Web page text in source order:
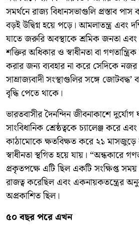
সমর্থনে রাজ্য বিধানসভাগুলি প্রস্তাব পাস
বড়ই উদ্বিগ্ন হয়ে পড়ে। আমলাতন্ত্র এবং
যাতে জরুরি অবস্থাকে শ্রমিক জনতা এবং
শক্তির অধিকার ও স্বাধীনতা বা
করার জন্য ব্যবহার না করে সেদিকে নজর
সাম্রাজ্যবাদী সংস্থাগুলির সঙ্গে জোটবদ্ধ’
বৃদ্ধি পেতে থাকে।
ভারতবাসীর দৈনন্দিন জীবনাকাশে
সাংবিধানিক শ্রেষ্ঠত্বকে চ্যালেঞ্জ করে
কাঠামোকে ক্ষতবিক্ষত করে ২১
স্বাধীনতা স্থগিত হয়ে যায়। “অন্ধকারে
প্রকৃতপক্ষে এটি ছিল একটি সংক্ষিপ্ত সময়
রাজত্ব করেছিল এবং একনায়কতন্ত্রের
অপ্রকাশিত ছিল।
৫০ বছর পরে এখন